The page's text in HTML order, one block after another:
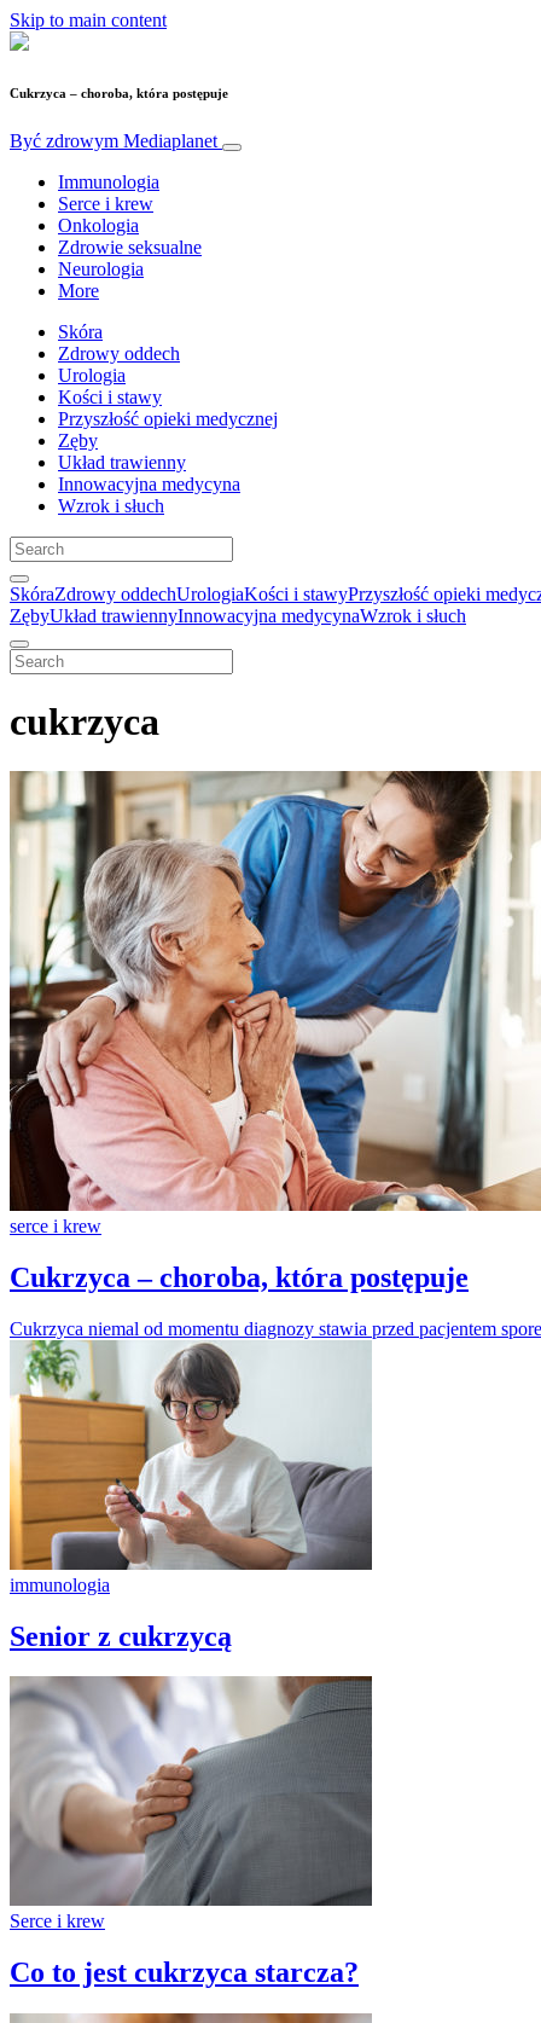
Skip to main content
Cukrzyca – choroba, która postępuje
Być zdrowym Mediaplanet
Immunologia
Serce i krew
Onkologia
Zdrowie seksualne
Neurologia
More
Skóra
Zdrowy oddech
Urologia
Kości i stawy
Przyszłość opieki medycznej
Zęby
Układ trawienny
Innowacyjna medycyna
Wzrok i słuch
SkóraZdrowy oddechUrologiaKości i stawyPrzyszłość opieki
ZębyUkład trawiennyInnowacyjna medycynaWzrok i słuch
cukrzyca
serce i krew
Cukrzyca – choroba, która postępuje
Cukrzyca niemal od momentu diagnozy stawia przed pacjentem
immunologia
Senior z cukrzycą
Serce i krew
Co to jest cukrzyca starcza?